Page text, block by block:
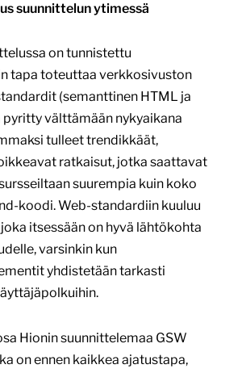
suunnittelun ytimessä
on tunnistettu
tapa toteuttaa verkkosivuston
(semanttinen HTML ja
pyritty välttämään nykyaikana
tulleet trendikkäät,
ratkaisut, jotka saattavat
suurempia kuin koko
koodi. Web-standardiin kuuluu
itsessään on hyvä lähtökohta
varsinkin kun
yhdistetään tarkasti
Hionin suunnittelemaa GSW
on ennen kaikkea ajatustapa,